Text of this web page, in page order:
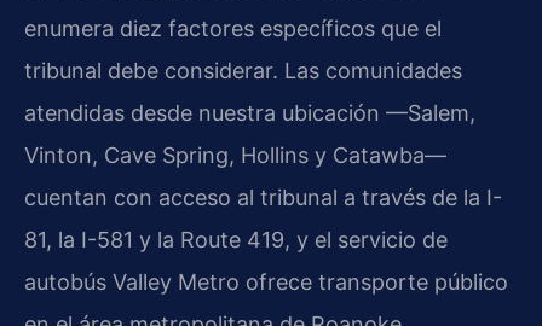
enumera diez factores específicos que el
tribunal debe considerar. Las comunidades
atendidas desde nuestra ubicación —Salem,
Vinton, Cave Spring, Hollins y Catawba—
cuentan con acceso al tribunal a través de la I-
81, la I-581 y la Route 419, y el servicio de
autobús Valley Metro ofrece transporte público